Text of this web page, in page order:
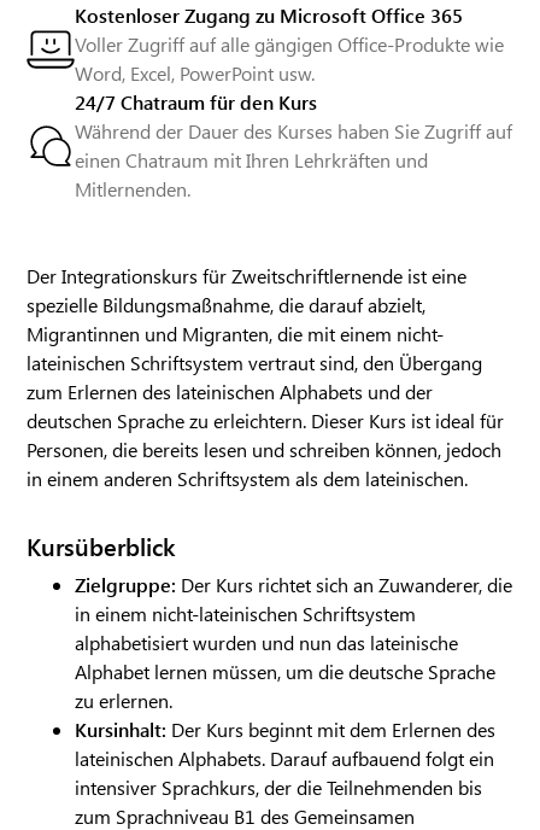
Kostenloser Zugang zu Microsoft Office 365
Voller Zugriff auf alle gängigen Office-Produkte wie
Word, Excel, PowerPoint usw.
24/7 Chatraum für den Kurs
Während der Dauer des Kurses haben Sie Zugriff auf
einen Chatraum mit Ihren Lehrkräften und
Mitlernenden.
Der Integrationskurs für Zweitschriftlernende ist eine
spezielle Bildungsmaßnahme, die darauf abzielt,
Migrantinnen und Migranten, die mit einem nicht-
lateinischen Schriftsystem vertraut sind, den Übergang
zum Erlernen des lateinischen Alphabets und der
deutschen Sprache zu erleichtern. Dieser Kurs ist ideal für
Personen, die bereits lesen und schreiben können, jedoch
in einem anderen Schriftsystem als dem lateinischen.
Kursüberblick
Zielgruppe: Der Kurs richtet sich an Zuwanderer, die
in einem nicht-lateinischen Schriftsystem
alphabetisiert wurden und nun das lateinische
Alphabet lernen müssen, um die deutsche Sprache
zu erlernen.
Kursinhalt: Der Kurs beginnt mit dem Erlernen des
lateinischen Alphabets. Darauf aufbauend folgt ein
intensiver Sprachkurs, der die Teilnehmenden bis
zum Sprachniveau B1 des Gemeinsamen